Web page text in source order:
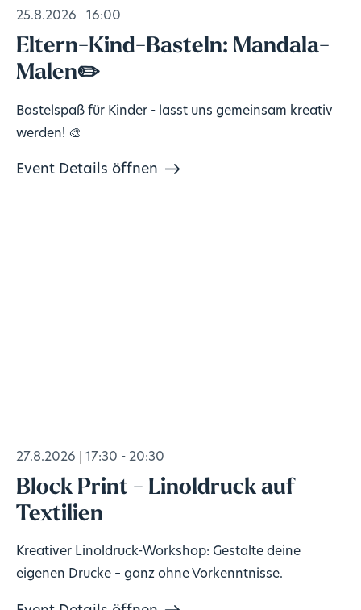
25.8.2026 16:00
Eltern-Kind-Basteln: Mandala-
Malen✏️
Bastelspaß für Kinder - lasst uns gemeinsam kreativ
werden! 🎨
Event Details öffnen
27.8.2026 17:30 - 20:30
Block Print - Linoldruck auf
Textilien
Kreativer Linoldruck-Workshop: Gestalte deine
eigenen Drucke – ganz ohne Vorkenntnisse.